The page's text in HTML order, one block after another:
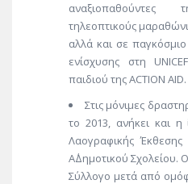
τηλεοπτικούς
αλλά και σε
ενίσχυσης στη
παιδιού της ACTION AID.
Στις μόνιμες
το 2013, ανήκει και η
Λαογραφικής
Α΄Δημοτικού
Σύλλογο μετά από